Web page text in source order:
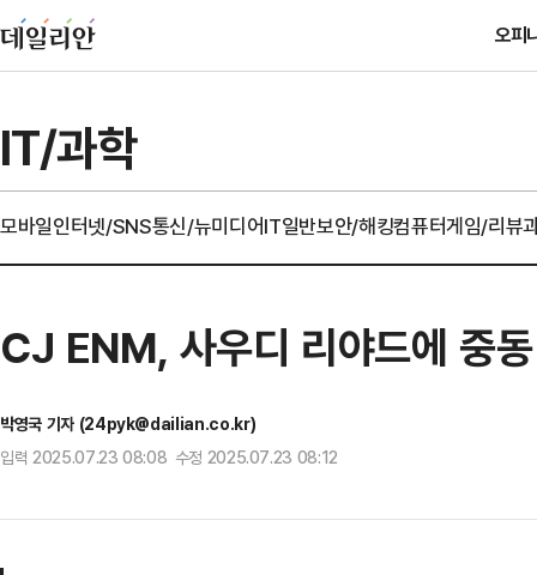
오피
IT/과학
모바일인터넷/SNS통신/뉴미디어IT일반보안/해킹컴퓨터게임/리뷰
CJ ENM, 사우디 리야드에 중
박영국 기자 (24pyk@dailian.co.kr)
입력 2025.07.23 08:08 수정 2025.07.23 08:12